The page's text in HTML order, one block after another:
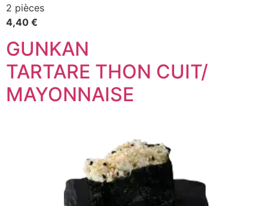
2 pièces
4,40 €
GUNKAN
TARTARE THON CUIT/
MAYONNAISE